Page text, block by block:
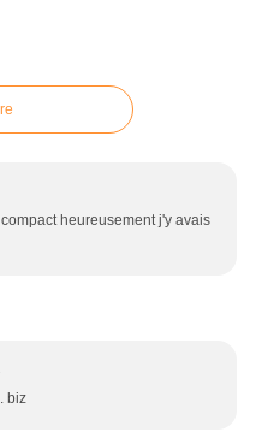
heureusement j'y avais
biz